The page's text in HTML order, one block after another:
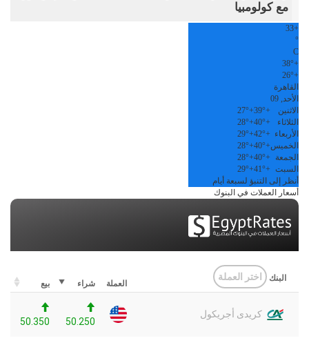
مع كولومبيا
+
33
°
C
+
38°
+
26°
القاهرة
الأحد, 09
الاثنين
+
39°
+
27°
الثلاثاء
+
40°
+
28°
الأربعاء +
42°
+
29°
الخميس+
40°
+
28°
الجمعة
+
40°
+
28°
السبت +
41°
+
29°
أنظر إلى التنبؤ لسبعة أيام
أسعار العملات في البنوك